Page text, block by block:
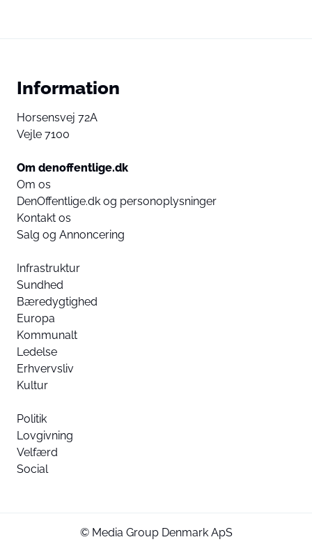
Information
Horsensvej 72A
Vejle 7100
Om denoffentlige.dk
Om os
DenOffentlige.dk og personoplysninger
Kontakt os
Salg og Annoncering
Infrastruktur
Sundhed
Bæredygtighed
Europa
Kommunalt
Ledelse
Erhvervsliv
Kultur
Politik
Lovgivning
Velfærd
Social
© Media Group Denmark ApS